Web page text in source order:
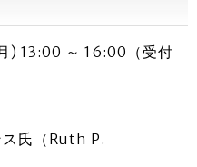
) 13:00 ～ 16:00（受付
ス氏（Ruth P.